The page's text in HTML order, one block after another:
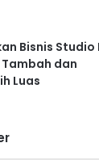
Bisnis Studio
dan
Luas